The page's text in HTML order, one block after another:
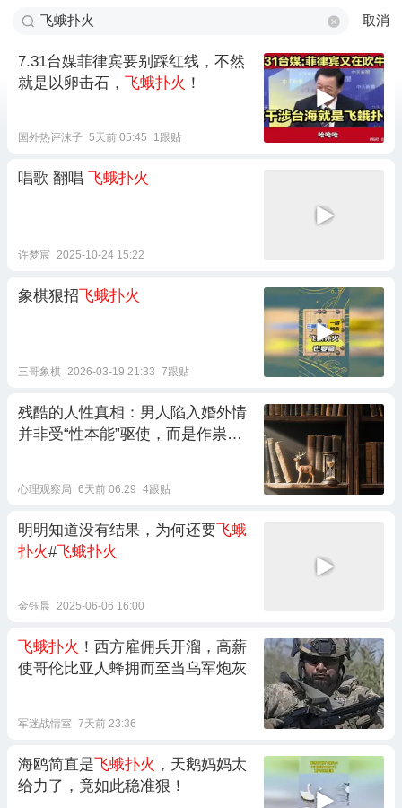
取消
7.31台媒菲律宾要别踩红线，不然
就是以卵击石， 飞蛾扑火 ！
国外热评沫子 5天前 05:45 1跟贴
唱歌 翻唱 飞蛾扑火
许梦宸 2025-10-24 15:22
象棋狠招飞蛾扑火
三哥象棋 2026-03-19 21:33 7跟贴
残酷的人性真相：男人陷入婚外情
并非受“性本能”驱使，而是作祟的
心理观察局 6天前 06:29 4跟贴
明明知道没有结果，为何还要飞蛾
扑火#飞蛾扑火
金钰晨 2025-06-06 16:00
飞蛾扑火 ！西方雇佣兵开溜，高薪
使哥伦比亚人蜂拥而至当乌军炮灰
军迷战情室 7天前 23:36
海鸥简直是飞蛾扑火 ，天鹅妈妈太
给力了，竟如此稳准狠！